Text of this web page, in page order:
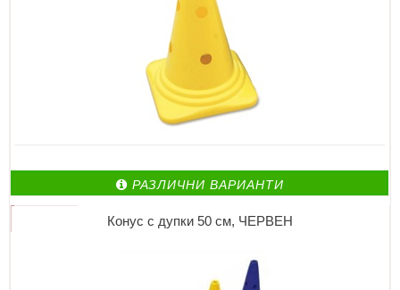
РАЗЛИЧНИ ВАРИАНТИ
Конус с дупки 50 см, ЧЕРВЕН